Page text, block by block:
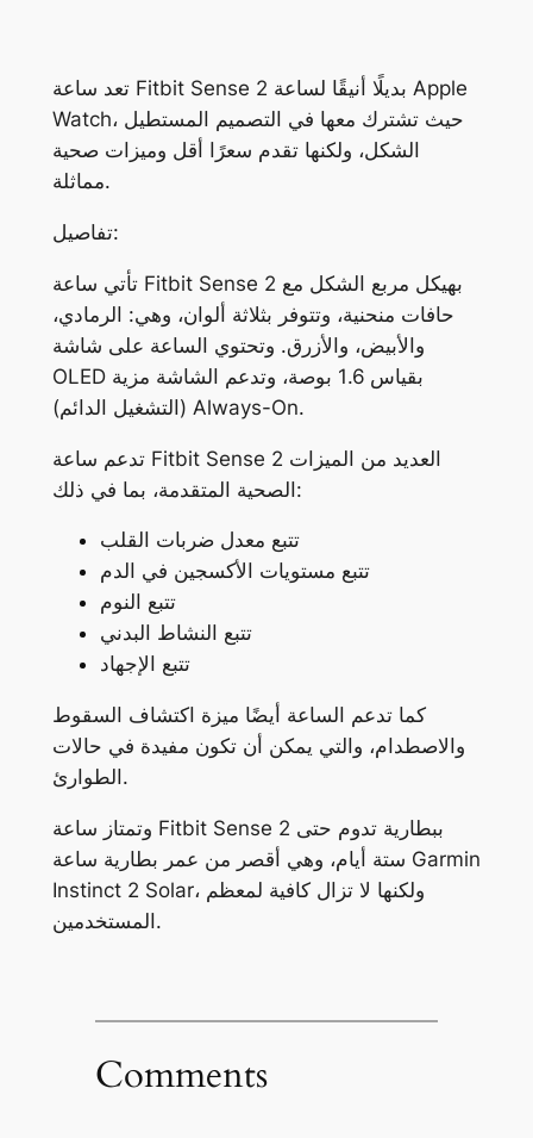
تعد ساعة Fitbit Sense 2 بديلًا أنيقًا لساعة Apple
Watch، حيث تشترك معها في التصميم المستطيل
الشكل، ولكنها تقدم سعرًا أقل وميزات صحية
مماثلة.
تفاصيل:
تأتي ساعة Fitbit Sense 2 بهيكل مربع الشكل مع
حافات منحنية، وتتوفر بثلاثة ألوان، وهي: الرمادي،
والأبيض، والأزرق. وتحتوي الساعة على شاشة
OLED بقياس 1.6 بوصة، وتدعم الشاشة مزية
(التشغيل الدائم) Always-On.
تدعم ساعة Fitbit Sense 2 العديد من الميزات
الصحية المتقدمة، بما في ذلك:
تتبع معدل ضربات القلب
تتبع مستويات الأكسجين في الدم
تتبع النوم
تتبع النشاط البدني
تتبع الإجهاد
كما تدعم الساعة أيضًا ميزة اكتشاف السقوط
والاصطدام، والتي يمكن أن تكون مفيدة في حالات
الطوارئ.
وتمتاز ساعة Fitbit Sense 2 ببطارية تدوم حتى
ستة أيام، وهي أقصر من عمر بطارية ساعة Garmin
Instinct 2 Solar، ولكنها لا تزال كافية لمعظم
المستخدمين.
Comments